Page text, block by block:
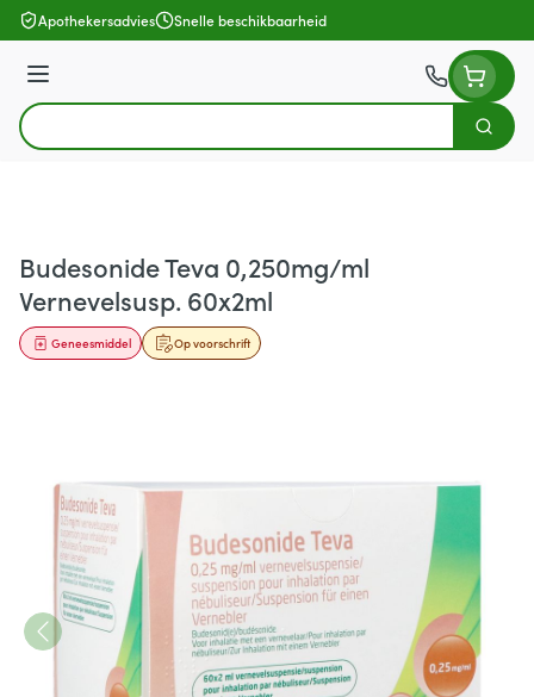
Ga naar de inhoud
Apothekersadvies Snelle beschikbaarheid
Menu
Product, merk, categorie...
Zoek
Budesonide Teva 0,250mg/ml
Vernevelsusp. 60x2ml
Op voorschrift
Geneesmiddel